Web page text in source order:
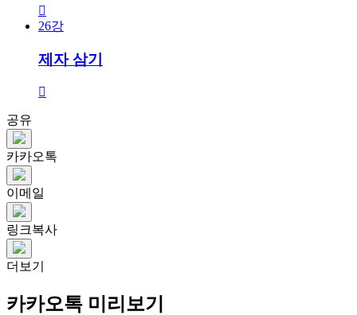
26강
제자 삼기
공유
카카오톡
이메일
링크복사
더보기
카카오톡 미리보기